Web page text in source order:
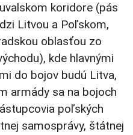
koridore (pás
Litvou a Poľskom,
oblasťou zo
kde hlavnými
do bojov budú Litva,
armády sa na bojoch
poľských
samosprávy, štátnej